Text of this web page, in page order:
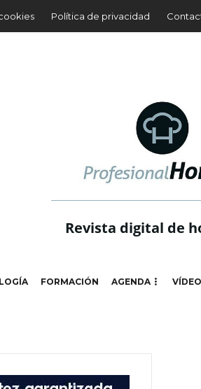
Política de privacidad
Revista digital de
FORMACIÓN AGENDA